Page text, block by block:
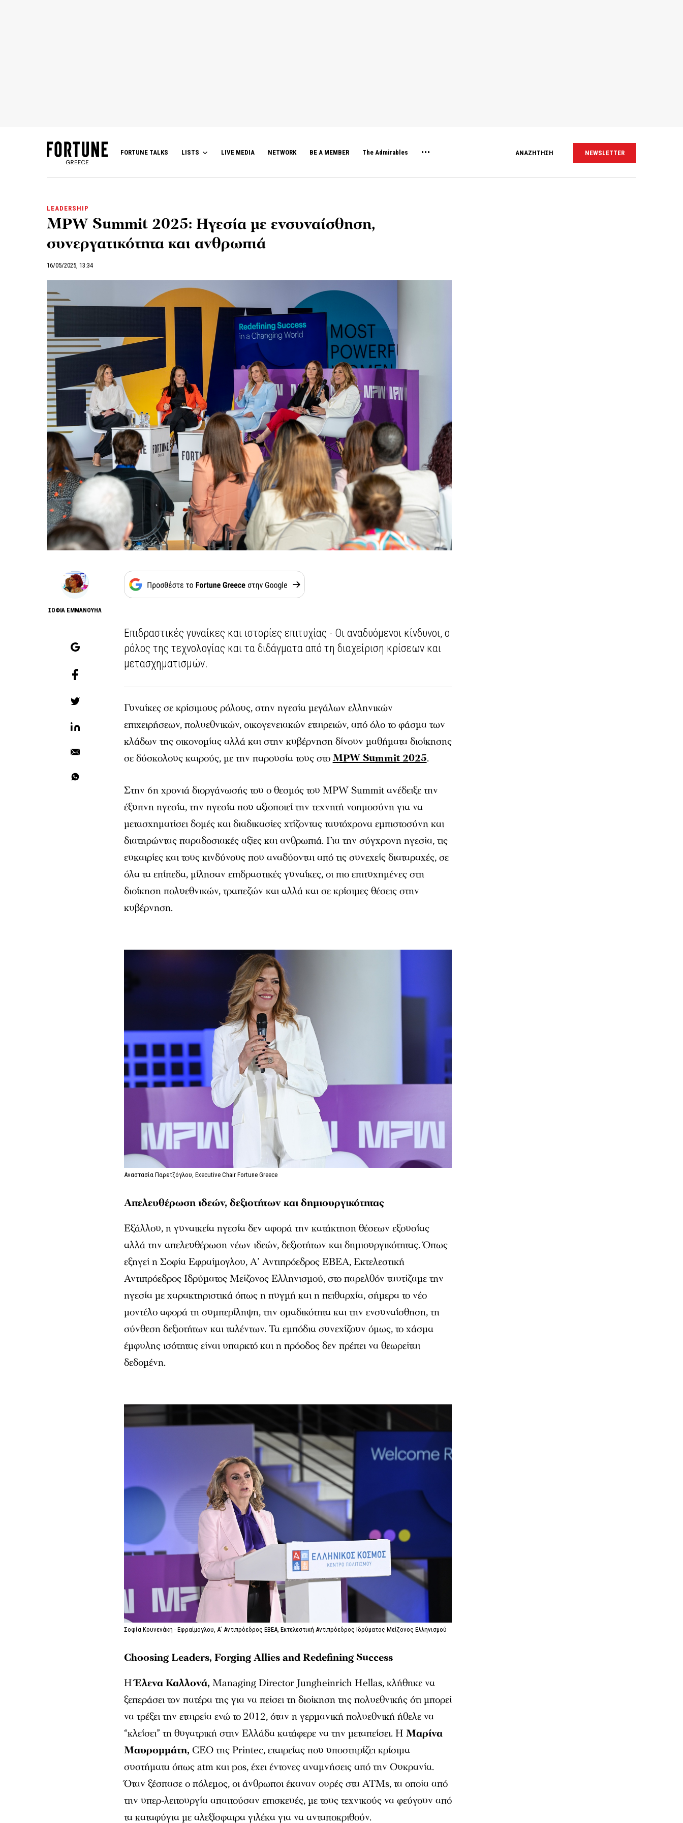
FORTUNE TALKS LISTS LIVE MEDIA NETWORK BE A MEMBER The Admirables ΑΝΑΖΗΤΗΣΗ NEWSLETTER
LEADERSHIP
MPW Summit 2025: Ηγεσία με ενσυναίσθηση,
συνεργατικότητα και ανθρωπιά
16/05/2025, 13:34
ΣΟΦΙΑ ΕΜΜΑΝΟΥΗΛ
Επιδραστικές γυναίκες και ιστορίες επιτυχίας - Οι αναδυόμενοι κίνδυνοι, ο
ρόλος της τεχνολογίας και τα διδάγματα από τη διαχείριση κρίσεων και
μετασχηματισμών.
Γυναίκες σε κρίσιμους ρόλους, στην ηγεσία μεγάλων ελληνικών
επιχειρήσεων, πολυεθνικών, οικογενειακών εταιρειών, από όλο το φάσμα των
κλάδων της οικονομίας αλλά και στην κυβέρνηση δίνουν μαθήματα διοίκησης
σε δύσκολους καιρούς, με την παρουσία τους στοMPW Summit 2025.
Στην 6η χρονιά διοργάνωσής του o θεσμός του MPW Summit ανέδειξε την
έξυπνη ηγεσία, την ηγεσία που αξιοποιεί την τεχνητή νοημοσύνη για να
μετασχηματίσει δομές και διαδικασίες χτίζοντας ταυτόχρονα εμπιστοσύνη και
διατηρώντας παραδοσιακές αξίες και ανθρωπιά. Για την σύγχρονη ηγεσία, τις
ευκαιρίες και τους κινδύνους που αναδύονται από τις συνεχείς διαταραχές, σε
όλα τα επίπεδα, μίλησαν επιδραστικές γυναίκες, οι πιο επιτυχημένες στη
διοίκηση πολυεθνικών, τραπεζών και αλλά και σε κρίσιμες θέσεις στην
κυβέρνηση.
Αναστασία Παρετζόγλου, Executive Chair Fortune Greece
Απελευθέρωση ιδεών, δεξιοτήτων και δημιουργικότητας
Εξάλλου, η γυναικεία ηγεσία δεν αφορά την κατάκτηση θέσεων εξουσίας
αλλά την απελευθέρωση νέων ιδεών, δεξιοτήτων και δημιουργικότητας. Όπως
εξηγεί η Σοφία Εφραίμογλου, Α’ Αντιπρόεδρος EBEA, Εκτελεστική
Αντιπρόεδρος Ιδρύματος Μείζονος Ελληνισμού, στο παρελθόν ταυτίζαμε την
ηγεσία με χαρακτηριστικά όπως η πυγμή και η πειθαρχία, σήμερα το νέο
μοντέλο αφορά τη συμπερίληψη, την ομαδικότητα και την ενσυναίσθηση, τη
σύνθεση δεξιοτήτων και ταλέντων. Τα εμπόδια συνεχίζουν όμως, το χάσμα
έμφυλης ισότητας είναι υπαρκτό και η πρόοδος δεν πρέπει να θεωρείται
δεδομένη.
Σοφία Κουνενάκη - Εφραίμογλου, Α’ Αντιπρόεδρος EBEA, Εκτελεστική Αντιπρόεδρος Ιδρύματος Μείζονος Ελληνισμού
Choosing Leaders, Forging Allies and Redefining Success
ΗΈλενα Καλλονά, Managing Director Jungheinrich Hellas, κλήθηκε να
ξεπεράσει τον πατέρα της για να πείσει τη διοίκηση της πολυεθνικής ότι μπορεί
να τρέξει την εταιρεία ενώ το 2012, όταν η γερμανική πολυεθνική ήθελε να
“κλείσει” τη θυγατρική στην Ελλάδα κατάφερε να την μεταπείσει. Η Μαρίνα
Μαυρομμάτη, CEO της Printec, εταιρείας που υποστηρίζει κρίσιμα
συστήματα όπως atm και pos, έχει έντονες αναμνήσεις από την Ουκρανία.
Όταν ξέσπασε ο πόλεμος, οι άνθρωποι έκαναν ουρές στα ATMs, τα οποία από
την υπερ-λειτουργία απαιτούσαν επισκευές, με τους τεχνικούς να φεύγουν από
τα καταφύγια με αλεξίσφαιρα γιλέκα για να ανταποκριθούν.